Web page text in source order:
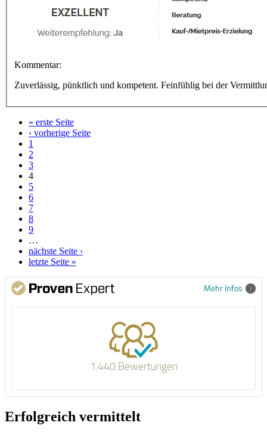
Kommentar:
Zuverlässig, pünktlich und kompetent. Feinfühlig bei der
Seiten« erste Seite
‹ vorherige Seite
1
2
3
4
5
6
7
8
9
…
nächste Seite ›
letzte Seite »
Mehr Infos
1.440 Bewertungen
Erfolgreich vermittelt